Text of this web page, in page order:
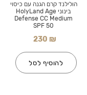
הולילנד קרם הגנה עם כיסוי
בינוני HolyLand Age
Defense CC Medium
SPF 50
230 ₪
להוסיף לסל